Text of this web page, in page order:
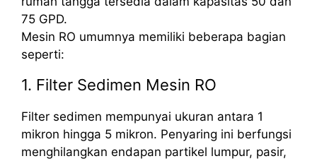
75 GPD.
Mesin RO umumnya memiliki beberapa bagian
seperti:
1. Filter Sedimen Mesin RO
Filter sedimen mempunyai ukuran antara 1
mikron hingga 5 mikron. Penyaring ini berfungsi
menghilangkan endapan partikel lumpur, pasir,